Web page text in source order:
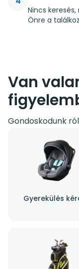
Nincs
Önre a
Van
Gondoskodunk
Gyerekülés